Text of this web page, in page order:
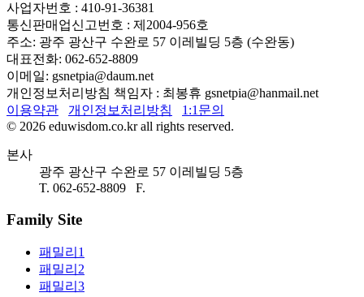
사업자번호 : 410-91-36381
통신판매업신고번호 : 제2004-956호
주소: 광주 광산구 수완로 57 이레빌딩 5층 (수완동)
대표전화: 062-652-8809
이메일: gsnetpia@daum.net
개인정보처리방침 책임자 : 최봉휴 gsnetpia@hanmail.net
이용약관
개인정보처리방침
1:1문의
© 2026 eduwisdom.co.kr all rights reserved.
본사
광주 광산구 수완로 57 이레빌딩 5층
T. 062-652-8809 F.
Family Site
패밀리1
패밀리2
패밀리3